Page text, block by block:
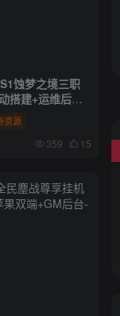
蚀梦之境三职
搭建+运维后台
台+安卓苹果
资源
359 15